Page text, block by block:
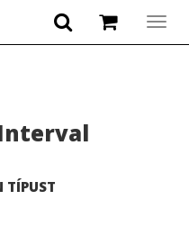
TÍPUST